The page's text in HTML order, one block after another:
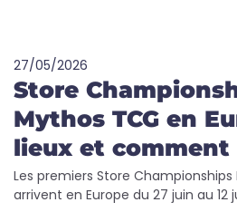
27/05/2026
Store
Mythos TCG en
lieux et
Les premiers Store
arrivent en Europe du 27 juin au 12